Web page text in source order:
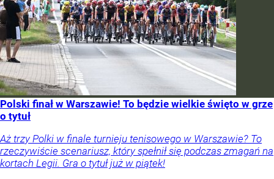
Polski finał w Warszawie! To będzie wielkie święto w grze
o tytuł
Aż trzy Polki w finale turnieju tenisowego w Warszawie? To
rzeczywiście scenariusz, który spełnił się podczas zmagań na
kortach Legii. Gra o tytuł już w piątek!